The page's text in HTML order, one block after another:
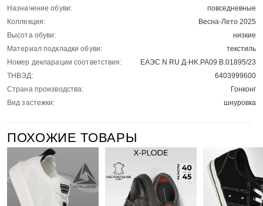
Назначение обуви:
повседневные
Коллекция:
Весна-Лето 2025
Высота обуви:
низкие
Материал подкладки обуви:
текстиль
Номер декларации соответствия:
ЕАЭС N RU Д-HK.РА09.В.01895/23
ТНВЭД:
6403999600
Страна производства:
Гонконг
Вид застежки:
шнуровка
ПОХОЖИЕ ТОВАРЫ